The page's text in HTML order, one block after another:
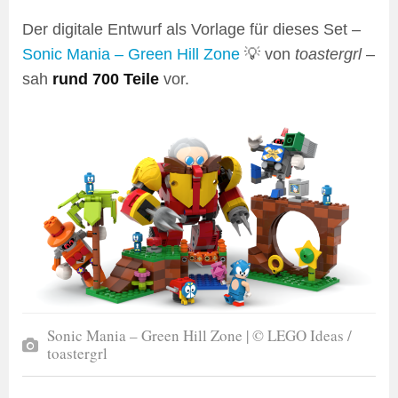
Der digitale Entwurf als Vorlage für dieses Set –
Sonic Mania – Green Hill Zone 💡 von toastergrl–
sah rund 700 Teile vor.
Sonic Mania – Green Hill Zone | © LEGO Ideas /
toastergrl